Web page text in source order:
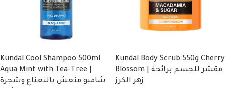
Kundal Cool Shampoo 500ml
Aqua Mint with Tea-Tree |
شامبو منعش بالنعناع وشجرة
Kundal Body Scrub 550g Cherry
Blossom | مقشر للجسم برائحة
زهر الكرز